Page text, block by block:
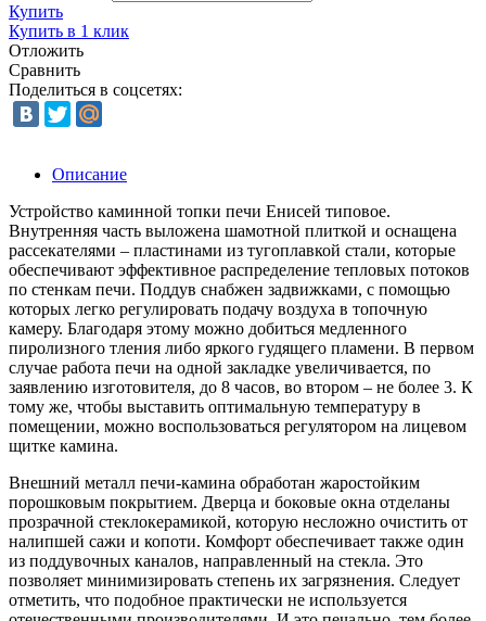
Купить
Купить в 1 клик
Отложить
Сравнить
Поделиться в соцсетях:
Описание
Устройство каминной топки печи Енисей типовое.
Внутренняя часть выложена шамотной плиткой и оснащена
рассекателями – пластинами из тугоплавкой стали, которые
обеспечивают эффективное распределение тепловых потоков
по стенкам печи. Поддув снабжен задвижками, с помощью
которых легко регулировать подачу воздуха в топочную
камеру. Благодаря этому можно добиться медленного
пиролизного тления либо яркого гудящего пламени. В первом
случае работа печи на одной закладке увеличивается, по
заявлению изготовителя, до 8 часов, во втором – не более 3. К
тому же, чтобы выставить оптимальную температуру в
помещении, можно воспользоваться регулятором на лицевом
щитке камина.
Внешний металл печи-камина обработан жаростойким
порошковым покрытием. Дверца и боковые окна отделаны
прозрачной стеклокерамикой, которую несложно очистить от
налипшей сажи и копоти. Комфорт обеспечивает также один
из поддувочных каналов, направленный на стекла. Это
позволяет минимизировать степень их загрязнения. Следует
отметить, что подобное практически не используется